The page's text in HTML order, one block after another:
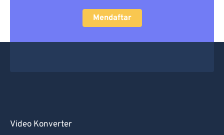
Mendaftar
Video Konverter